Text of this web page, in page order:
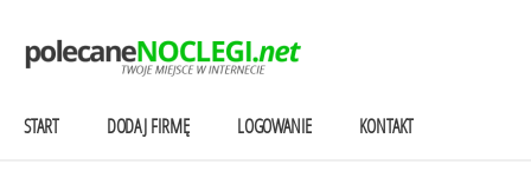
START DODAJ FIRMĘ LOGOWANIE KONTAKT